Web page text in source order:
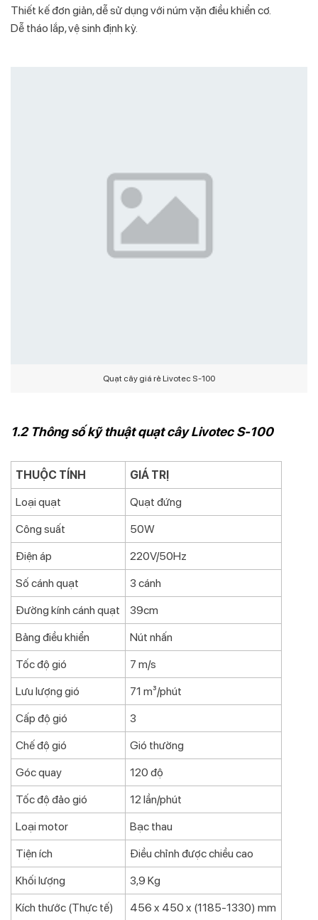
Thiết kế đơn giản, dễ sử dụng với núm vặn điều khiển cơ.
Dễ tháo lắp, vệ sinh định kỳ.
Quạt cây giá rẻ Livotec S-100
1.2 Thông số kỹ thuật quạt cây Livotec S-100
THUỘC TÍNH
GIÁ TRỊ
Loại quạt
Quạt đứng
Công suất
50W
Điện áp
220V/50Hz
Số cánh quạt
3 cánh
Đường kính cánh quạt
39cm
Bảng điều khiển
Nút nhấn
Tốc độ gió
7 m/s
Lưu lượng gió
71 m³/phút
Cấp độ gió
3
Chế độ gió
Gió thường
Góc quay
120 độ
Tốc độ đảo gió
12 lần/phút
Loại motor
Bạc thau
Tiện ích
Điều chỉnh được chiều cao
Khối lượng
3,9 Kg
Kích thước (Thực tế)
456 x 450 x (1185-1330) mm